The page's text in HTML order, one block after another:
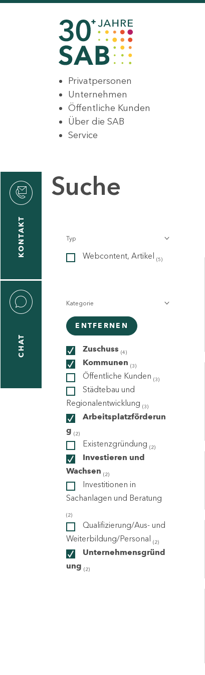
Privatpersonen
Unternehmen
Öffentliche Kunden
Über die SAB
Service
KONTAKT
CHAT
Suche
Typ
Webcontent, Artikel (5)
Kategorie
ENTFERNEN
Zuschuss (4)
Kommunen (3)
Öffentliche Kunden (3)
Städtebau und
Regionalentwicklung (3)
Arbeitsplatzförderun
g (2)
Existenzgründung (2)
Investieren und
Wachsen (2)
Investitionen in
Sachanlagen und Beratung
(2)
Qualifizierung/Aus- und
Weiterbildung/Personal (2)
Unternehmensgründ
ung (2)